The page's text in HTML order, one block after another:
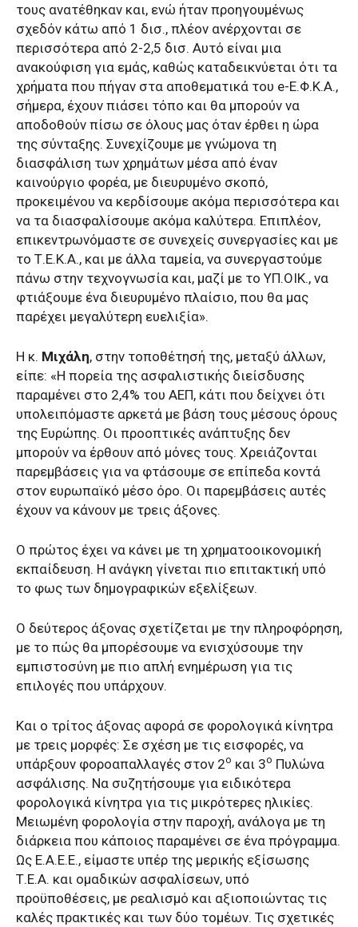
τους ανατέθηκαν και, ενώ ήταν προηγουμένως
σχεδόν κάτω από 1 δισ., πλέον ανέρχονται σε
περισσότερα από 2-2,5 δισ. Αυτό είναι μια
ανακούφιση για εμάς, καθώς καταδεικνύεται ότι τα
χρήματα που πήγαν στα αποθεματικά του e-Ε.Φ.Κ.Α.,
σήμερα, έχουν πιάσει τόπο και θα μπορούν να
αποδοθούν πίσω σε όλους μας όταν έρθει η ώρα
της σύνταξης. Συνεχίζουμε με γνώμονα τη
διασφάλιση των χρημάτων μέσα από έναν
καινούργιο φορέα, με διευρυμένο σκοπό,
προκειμένου να κερδίσουμε ακόμα περισσότερα και
να τα διασφαλίσουμε ακόμα καλύτερα. Επιπλέον,
επικεντρωνόμαστε σε συνεχείς συνεργασίες και με
το Τ.Ε.Κ.Α., και με άλλα ταμεία, να συνεργαστούμε
πάνω στην τεχνογνωσία και, μαζί με το ΥΠ.ΟΙΚ., να
φτιάξουμε ένα διευρυμένο πλαίσιο, που θα μας
παρέχει μεγαλύτερη ευελιξία».
Η κ. Μιχάλη, στην τοποθέτησή της, μεταξύ άλλων,
είπε: «Η πορεία της ασφαλιστικής διείσδυσης
παραμένει στο 2,4% του ΑΕΠ, κάτι που δείχνει ότι
υπολειπόμαστε αρκετά με βάση τους μέσους όρους
της Ευρώπης. Οι προοπτικές ανάπτυξης δεν
μπορούν να έρθουν από μόνες τους. Χρειάζονται
παρεμβάσεις για να φτάσουμε σε επίπεδα κοντά
στον ευρωπαϊκό μέσο όρο. Οι παρεμβάσεις αυτές
έχουν να κάνουν με τρεις άξονες.
Ο πρώτος έχει να κάνει με τη χρηματοοικονομική
εκπαίδευση. Η ανάγκη γίνεται πιο επιτακτική υπό
το φως των δημογραφικών εξελίξεων.
Ο δεύτερος άξονας σχετίζεται με την πληροφόρηση,
με το πώς θα μπορέσουμε να ενισχύσουμε την
εμπιστοσύνη με πιο απλή ενημέρωση για τις
επιλογές που υπάρχουν.
Και ο τρίτος άξονας αφορά σε φορολογικά κίνητρα
με τρεις μορφές: Σε σχέση με τις εισφορές, να
υπάρξουν φοροαπαλλαγές στον 2ο και 3ο Πυλώνα
ασφάλισης. Να συζητήσουμε για ειδικότερα
φορολογικά κίνητρα για τις μικρότερες ηλικίες.
Μειωμένη φορολογία στην παροχή, ανάλογα με τη
διάρκεια που κάποιος παραμένει σε ένα πρόγραμμα.
Ως Ε.Α.Ε.Ε., είμαστε υπέρ της μερικής εξίσωσης
Τ.Ε.Α. και ομαδικών ασφαλίσεων, υπό
προϋποθέσεις, με ρεαλισμό και αξιοποιώντας τις
καλές πρακτικές και των δύο τομέων. Τις σχετικές